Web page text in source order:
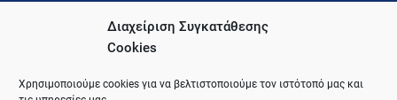
Διαχείριση Συγκατάθεσης
Cookies
Χρησιμοποιούμε cookies για να βελτιστοποιούμε τον ιστότοπό μας και
Social Media